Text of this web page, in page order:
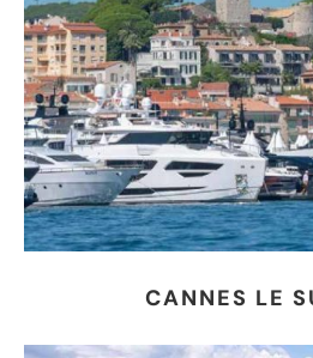
CANNES LE